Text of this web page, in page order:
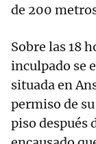
de 200
Sobre las 18
inculpado se
situada en
permiso de
piso después